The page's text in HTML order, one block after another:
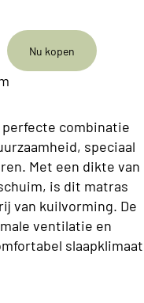
Nu kopen
combinatie
speciaal
Met een dikte van
is dit matras
van kuilvorming. De
ventilatie en
slaapklimaat